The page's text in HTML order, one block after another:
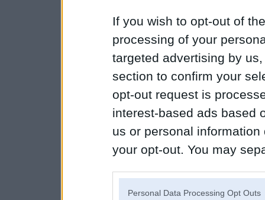
If you wish to opt-out of
processing of your
targeted advertising by
section to confirm your
opt-out request is
interest-based ads based
us or personal
your opt-out. You may
Personal Data Processing Opt Outs